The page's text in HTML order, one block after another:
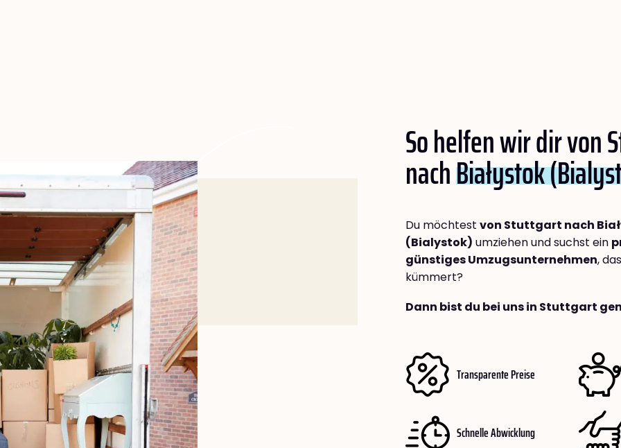
So helfen wir dir von
nachBiałystok
Du möchtest von Stuttgart nach
(Bialystok) umziehen und suchst ein
günstiges Umzugsunternehmen,
kümmert?
Dann bist du bei uns in Stuttgart
Transparente Preise
Schnelle Abwicklung